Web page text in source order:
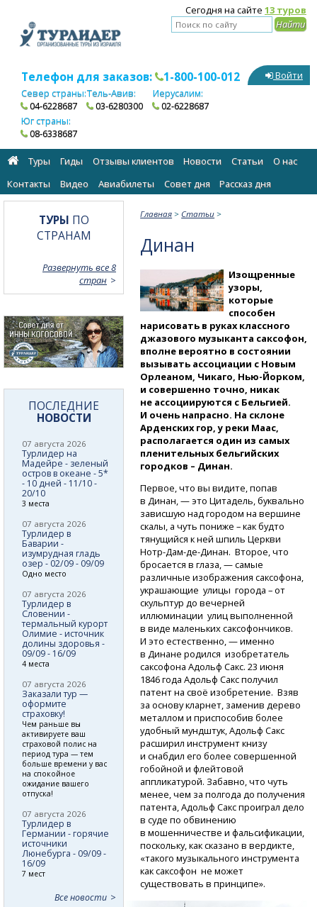
Сегодня на сайте 13 туров
Телефон для заказов: 1-800-100-012
Север страны:
04-6228687
Тель-Авив:
03-6280300
Иерусалим:
02-6228687
Юг страны:
08-6338687
Войти
Туры Гиды Отзывы клиентов Новости Статьи
О нас
Контакты
Видео Авиабилеты Cовет дня Рассказ дня
Главная > Статьи >
Динан
Изощренные
узоры,
которые
способен
нарисовать в руках классного
джазового музыканта саксофон,
вполне вероятно в состоянии
вызывать ассоциации с Новым
Орлеаном, Чикаго, Нью-Йорком,
и совершенно точно, никак
не ассоциируются с Бельгией.
И очень напрасно. На склоне
Арденских гор, у реки Маас,
располагается один из самых
пленительных бельгийских
городков – Динан.
Первое, что вы видите, попав
в Динан, — это Цитадель, буквально
зависшую над городом на вершине
скалы, а чуть пониже – как будто
тянущийся к ней шпиль Церкви
Нотр-Дам-де-Динан. Второе, что
бросается в глаза, — самые
различные изображения саксофона,
украшающие улицы города – от
скульптур до вечерней
иллюминации улиц выполненной
в виде маленьких саксофончиков.
И это естественно, — именно
в Динане родился изобретатель
саксофона Адольф Сакс. 23 июня
1846 года Адольф Сакс получил
патент на своё изобретение. Взяв
за основу кларнет, заменив дерево
металлом и приспособив более
удобный мундштук, Адольф Сакс
расширил инструмент книзу
и снабдил его более совершенной
гобойной и флейтовой
аппликатурой. Забавно, что чуть
менее, чем за полгода до получения
патента, Адольф Сакс проиграл дело
в суде по обвинению
в мошенничестве и фальсификации,
поскольку, как сказано в вердикте,
«такого музыкального инструмента
как саксофон не может
существовать в принципе».
ТУРЫ ПО
СТРАНАМ
Развернуть все 8
стран
ПОСЛЕДНИЕ
НОВОСТИ
07 августа 2026
Турлидер на
Мадейре - зеленый
остров в океане - 5*
- 10 дней - 11/10 -
20/10
3 места
07 августа 2026
Турлидер в
Баварии -
изумрудная гладь
озер - 02/09 - 09/09
Одно место
07 августа 2026
Турлидер в
Словении -
термальный курорт
Олимие - источник
долины здоровья -
09/09 - 16/09
4 места
07 августа 2026
Заказали тур —
оформите
страховку!
Чем раньше вы
активируете ваш
страховой полис на
период тура — тем
больше времени у вас
на спокойное
ожидание вашего
отпуска!
07 августа 2026
Турлидер в
Германии - горячие
источники
Люнебурга - 09/09 -
16/09
7 мест
Все новости